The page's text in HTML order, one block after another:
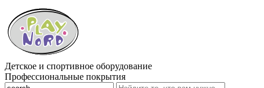
Детское и спортивное оборудование
Профессиональные покрытия